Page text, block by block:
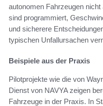
autonomen Fahrzeugen
sind programmiert,
und sicherere
typischen Unfallursachen
Beispiele aus der Praxis
Pilotprojekte wie die von
Dienst von NAVYA zeigen
Fahrzeuge in der Praxis. In